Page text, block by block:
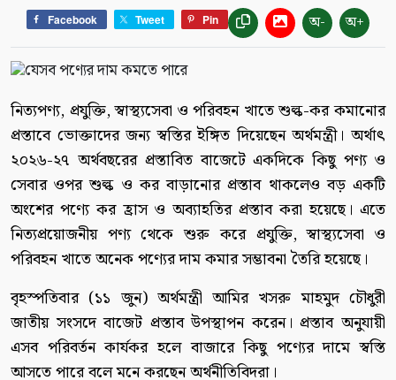
Facebook Tweet Pin অ- অ+
নিত্যপণ্য, প্রযুক্তি, স্বাস্থ্যসেবা ও পরিবহন খাতে শুল্ক-কর কমানোর
প্রস্তাবে ভোক্তাদের জন্য স্বস্তির ইঙ্গিত দিয়েছেন অর্থমন্ত্রী। অর্থাৎ
২০২৬-২৭ অর্থবছরের প্রস্তাবিত বাজেটে একদিকে কিছু পণ্য ও
সেবার ওপর শুল্ক ও কর বাড়ানোর প্রস্তাব থাকলেও বড় একটি
অংশের পণ্যে কর হ্রাস ও অব্যাহতির প্রস্তাব করা হয়েছে। এতে
নিত্যপ্রয়োজনীয় পণ্য থেকে শুরু করে প্রযুক্তি, স্বাস্থ্যসেবা ও
পরিবহন খাতে অনেক পণ্যের দাম কমার সম্ভাবনা তৈরি হয়েছে।
বৃহস্পতিবার (১১ জুন) অর্থমন্ত্রী আমির খসরু মাহমুদ চৌধুরী
জাতীয় সংসদে বাজেট প্রস্তাব উপস্থাপন করেন। প্রস্তাব অনুযায়ী
এসব পরিবর্তন কার্যকর হলে বাজারে কিছু পণ্যের দামে স্বস্তি
আসতে পারে বলে মনে করছেন অর্থনীতিবিদরা।